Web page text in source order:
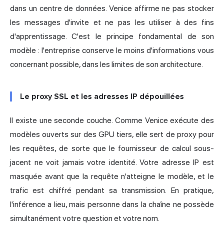
dans un centre de données. Venice affirme ne pas stocker
les messages d'invite et ne pas les utiliser à des fins
d'apprentissage. C'est le principe fondamental de son
modèle : l'entreprise conserve le moins d'informations vous
concernant possible, dans les limites de son architecture.
Le proxy SSL et les adresses IP dépouillées
Il existe une seconde couche. Comme Venice exécute des
modèles ouverts sur des GPU tiers, elle sert de proxy pour
les requêtes, de sorte que le fournisseur de calcul sous-
jacent ne voit jamais votre identité. Votre adresse IP est
masquée avant que la requête n'atteigne le modèle, et le
trafic est chiffré pendant sa transmission. En pratique,
l'inférence a lieu, mais personne dans la chaîne ne possède
simultanément votre question et votre nom.